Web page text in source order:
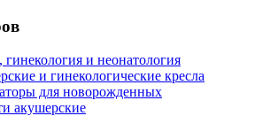
и неонатология
и гинекологические креслa
для новорожденных
акушерские